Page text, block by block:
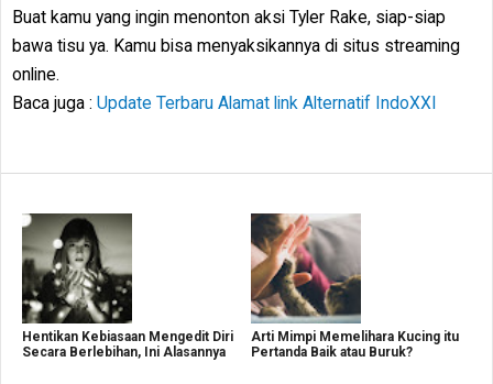
Buat kamu yang ingin menonton aksi Tyler Rake, siap-siap
bawa tisu ya. Kamu bisa menyaksikannya di situs streaming
online.
Baca juga : Update Terbaru Alamat link Alternatif IndoXXI
Hentikan Kebiasaan Mengedit Diri
Secara Berlebihan, Ini Alasannya
Arti Mimpi Memelihara Kucing itu
Pertanda Baik atau Buruk?